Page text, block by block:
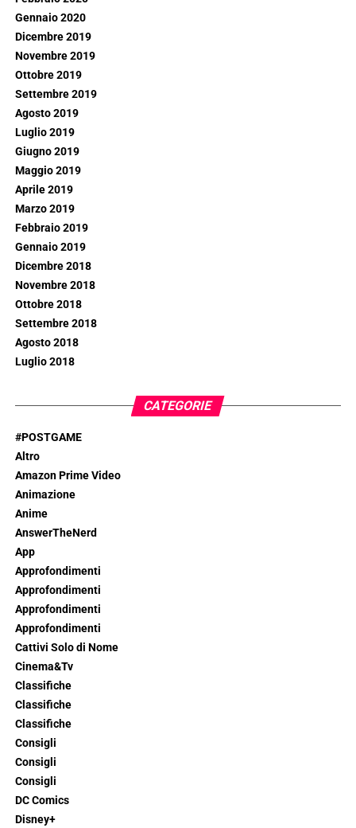
Gennaio 2020
Dicembre 2019
Novembre 2019
Ottobre 2019
Settembre 2019
Agosto 2019
Luglio 2019
Giugno 2019
Maggio 2019
Aprile 2019
Marzo 2019
Febbraio 2019
Gennaio 2019
Dicembre 2018
Novembre 2018
Ottobre 2018
Settembre 2018
Agosto 2018
Luglio 2018
CATEGORIE
#POSTGAME
Altro
Amazon Prime Video
Animazione
Anime
AnswerTheNerd
App
Approfondimenti
Approfondimenti
Approfondimenti
Approfondimenti
Cattivi Solo di Nome
Cinema&Tv
Classifiche
Classifiche
Classifiche
Consigli
Consigli
Consigli
DC Comics
Disney+